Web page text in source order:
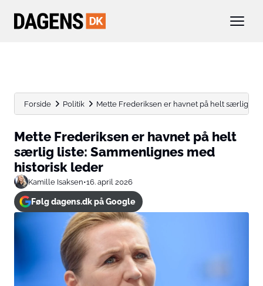
Forside Politik Mette Frederiksen er havnet på helt særlig
Mette Frederiksen er havnet på helt
særlig liste: Sammenlignes med
historisk leder
Kamille Isaksen•16. april 2026
Følg dagens.dk på Google